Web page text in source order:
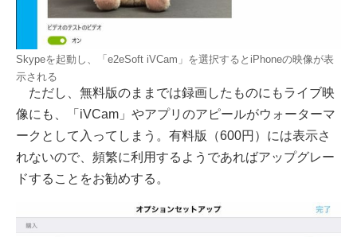
Skypeを起動し、「e2eSoft iVCam」を選択するとiPhoneの映像が表
示される
ただし、無料版のままでは録画したものにもライブ映
像にも、「iVCam」やアプリのアピールがウォーターマ
ークとして入ってしまう。有料版（600円）には表示さ
れないので、頻繁に利用するようであればアップグレー
ドすることをお勧めする。